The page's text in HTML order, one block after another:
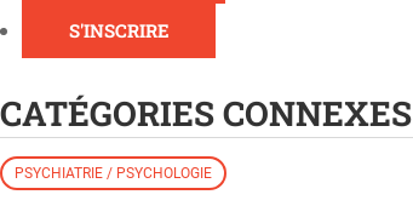
S'INSCRIRE
CATÉGORIES CONNEXES
PSYCHIATRIE / PSYCHOLOGIE